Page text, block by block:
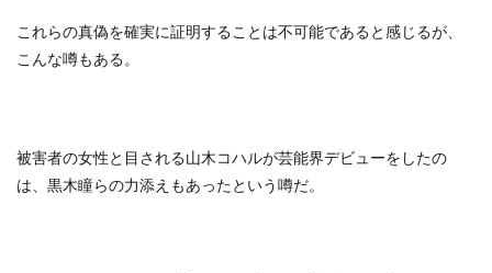
これらの真偽を確実に証明することは不可能であると感じるが、
こんな噂もある。
被害者の女性と目される山木コハルが芸能界デビューをしたの
は、黒木瞳らの力添えもあったという噂だ。